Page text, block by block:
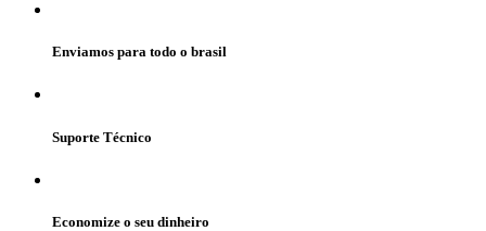
Enviamos para todo o brasil
Suporte Técnico
Economize o seu dinheiro